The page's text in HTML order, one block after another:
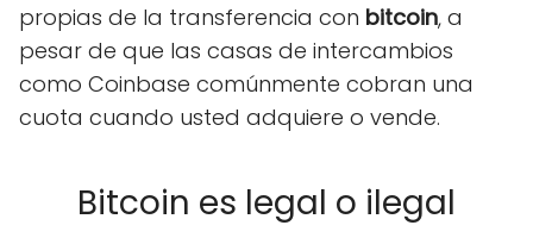
propias de la transferencia con bitcoin, a
pesar de que las casas de intercambios
como Coinbase comúnmente cobran una
cuota cuando usted adquiere o vende.
Bitcoin es legal o ilegal